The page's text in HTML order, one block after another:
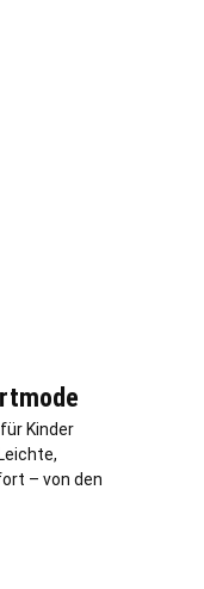
Kinder
– von den